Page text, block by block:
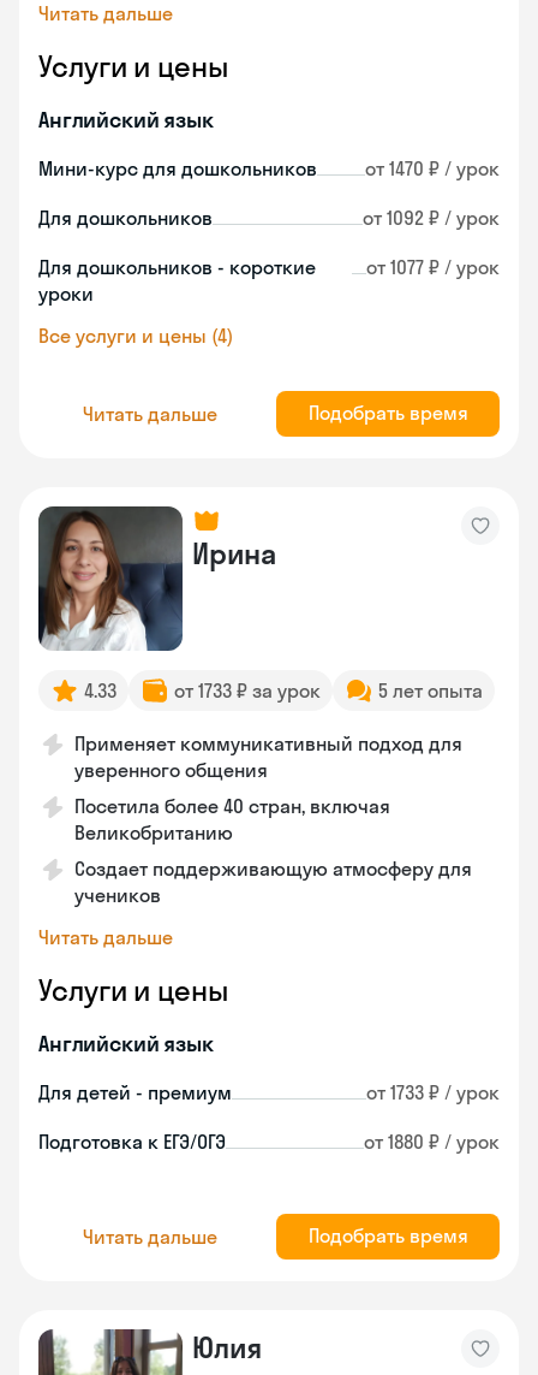
Читать дальше
Услуги и цены
Английский язык
Мини-курс для дошкольников от 1470 ₽ / урок
Для дошкольников от 1092 ₽ / урок
Для дошкольников - короткие
уроки
от 1077 ₽ / урок
Все услуги и цены (4)
Читать дальше Подобрать время
Ирина
4.33 от 1733 ₽ за урок 5 лет опыта
Применяет коммуникативный подход для
уверенного общения
Посетила более 40 стран, включая
Великобританию
Создает поддерживающую атмосферу для
учеников
Читать дальше
Услуги и цены
Английский язык
Для детей - премиум от 1733 ₽ / урок
Подготовка к ЕГЭ/ОГЭ от 1880 ₽ / урок
Читать дальше Подобрать время
Юлия